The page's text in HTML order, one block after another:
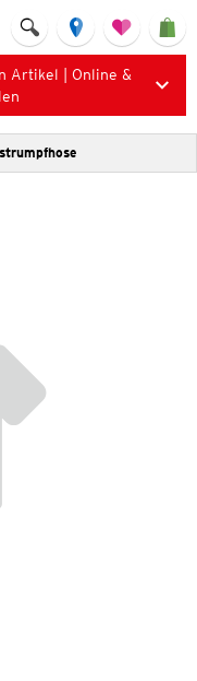
Artikel | Online &